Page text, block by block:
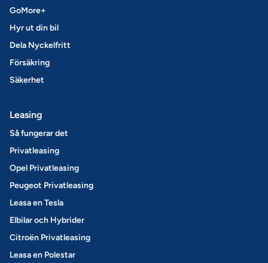
GoMore+
Hyr ut din bil
Dela Nyckelfritt
Försäkring
Säkerhet
Leasing
Så fungerar det
Privatleasing
Opel Privatleasing
Peugeot Privatleasing
Leasa en Tesla
Elbilar och Hybrider
Citroën Privatleasing
Leasa en Polestar